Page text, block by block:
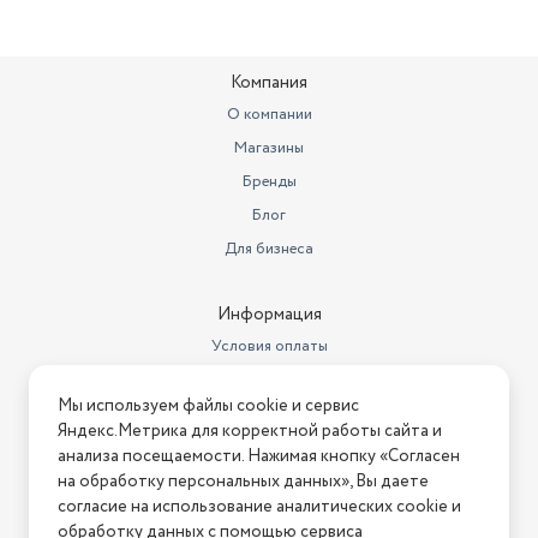
Компания
О компании
Магазины
Бренды
Блог
Для бизнеса
Информация
Условия оплаты
Условия возврата
Нашли ошибку на сайте? Напишите нам
2026 © Интернет-магазин "АстМаркет". У нас есть всё!
Мы используем файлы cookie и сервис
Яндекс.Метрика для корректной работы сайта и
анализа посещаемости. Нажимая кнопку «Согласен
на обработку персональных данных», Вы даете
согласие на использование аналитических cookie и
обработку данных с помощью сервиса